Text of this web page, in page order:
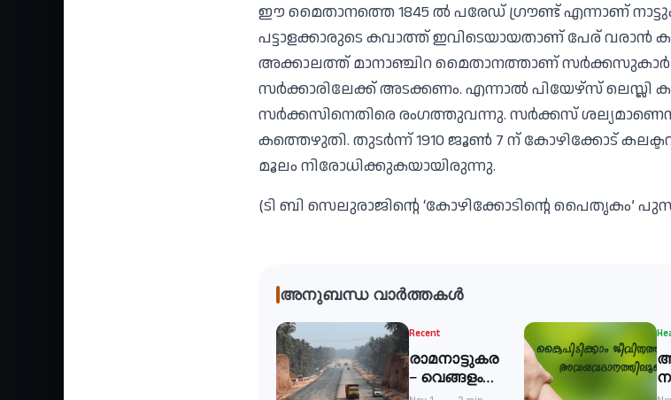
ഈ മൈതാനത്തെ 1845 ൽ പരേഡ് ഗ്രൗണ്ട് എന്നാണ്
പട്ടാളക്കാരുടെ കവാത്ത് ഇവിടെയായതാണ് പേര് വരാൻ
അക്കാലത്ത് മാനാഞ്ചിറ മൈതാനത്താണ് സർക്കസുകാർ
സർക്കാരിലേക്ക് അടക്കണം. എന്നാൽ പിയേഴ്സ് ലെസ്ലി
സർക്കസിനെതിരെ രംഗത്തുവന്നു. സർക്കസ്
കത്തെഴുതി. തുടർന്ന് 1910 ജൂൺ 7 ന് കോഴിക്കോട്
മൂലം നിരോധിക്കുകയായിരുന്നു.
(ടി ബി സെലുരാജിന്റെ ‘കോഴിക്കോടിന്റെ പൈതൃകം’
അനുബന്ധ വാർത്തകൾ
Recent
രാമനാട്ടുകര
– വെങ്ങളം
പാത: